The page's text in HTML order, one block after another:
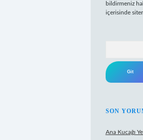
bildirmeniz
içerisinde
SON
Ana Kucağı